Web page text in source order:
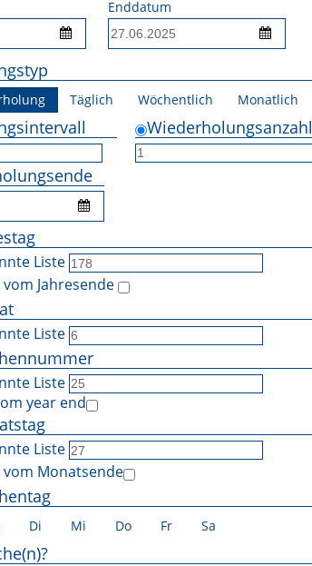
Enddatum
Täglich Wöchentlich Monatlich
Wiederholungsanzahl
Liste
Jahresende
Liste
Liste
year end
Liste
Monatsende
Di Mi Do Fr Sa